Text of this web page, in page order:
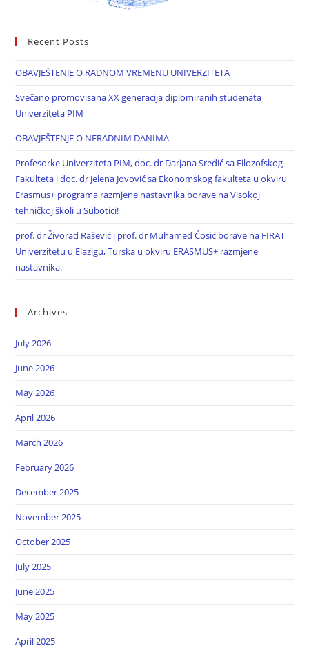
Recent Posts
OBAVJEŠTENJE O RADNOM VREMENU UNIVERZITETA
Svečano promovisana XX generacija diplomiranih studenata
Univerziteta PIM
OBAVJEŠTENJE O NERADNIM DANIMA
Profesorke Univerziteta PIM, doc. dr Darjana Sredić sa Filozofskog
Fakulteta i doc. dr Jelena Jovović sa Ekonomskog fakulteta u okviru
Erasmus+ programa razmjene nastavnika borave na Visokoj
tehničkoj školi u Subotici!
prof. dr Živorad Rašević i prof. dr Muhamed Ćosić borave na FIRAT
Univerzitetu u Elazigu, Turska u okviru ERASMUS+ razmjene
nastavnika.
Archives
July 2026
June 2026
May 2026
April 2026
March 2026
February 2026
December 2025
November 2025
October 2025
July 2025
June 2025
May 2025
April 2025